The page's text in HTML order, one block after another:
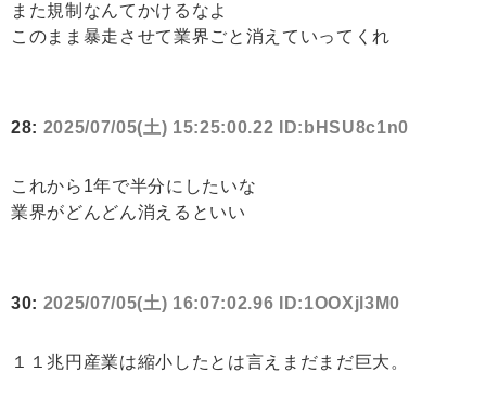
また規制なんてかけるなよ
このまま暴走させて業界ごと消えていってくれ
28: 2025/07/05(土) 15:25:00.22 ID:bHSU8c1n0
これから1年で半分にしたいな
業界がどんどん消えるといい
30: 2025/07/05(土) 16:07:02.96 ID:1OOXjl3M0
１１兆円産業は縮小したとは言えまだまだ巨大。